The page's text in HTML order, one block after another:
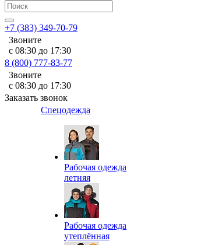
+7 (383) 349-70-79
Звоните
с 08:30 до 17:30
8 (800) 777-83-77
Звоните
с 08:30 до 17:30
Заказать звонок
Спецодежда
Рабочая одежда
летняя
Рабочая одежда
утеплённая